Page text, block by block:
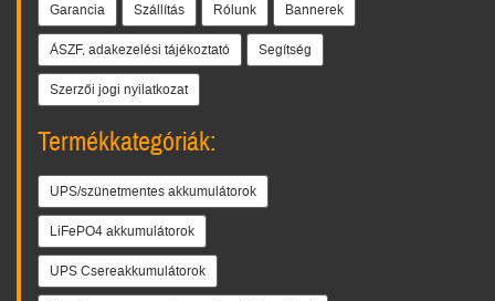
Garancia Szállítás Rólunk Bannerek
ÁSZF, adakezelési tájékoztató Segítség
Szerzői jogi nyilatkozat
Termékkategóriák:
UPS/szünetmentes akkumulátorok
LiFePO4 akkumulátorok
UPS Csereakkumulátorok